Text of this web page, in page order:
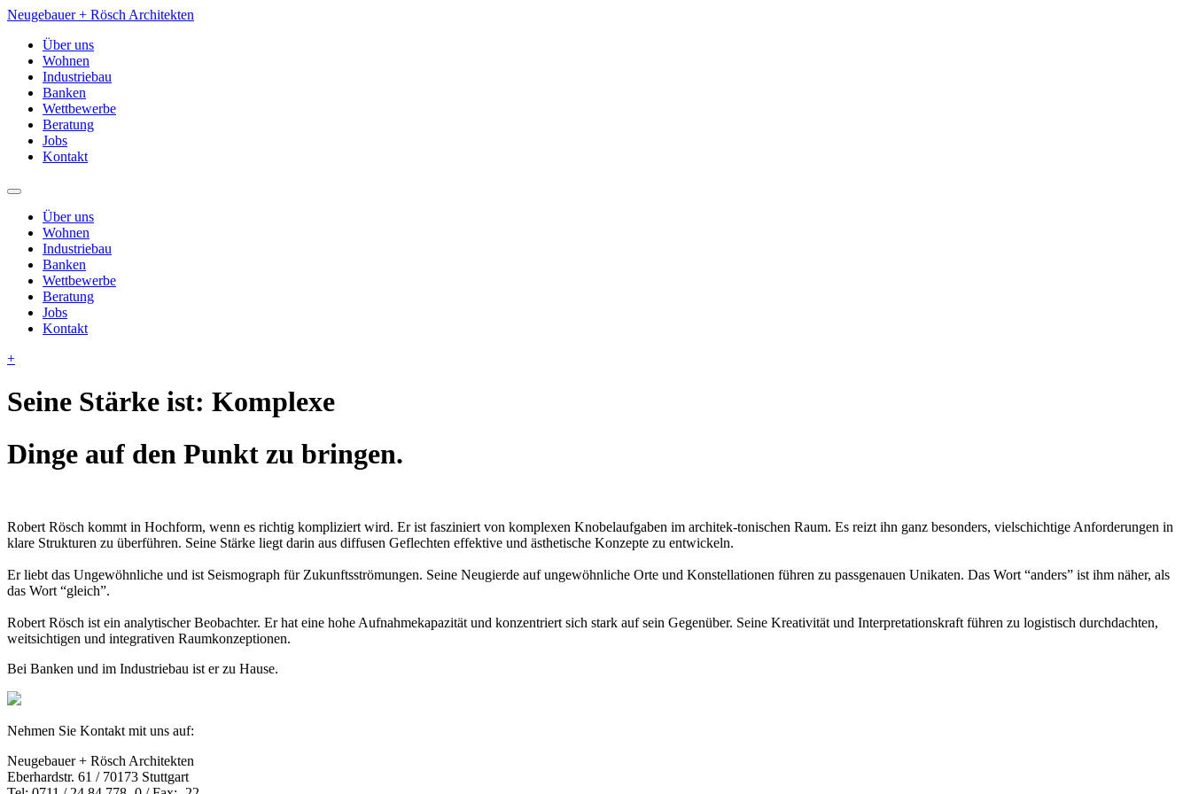
Neugebauer + Rösch Architekten
Über uns
Wohnen
Industriebau
Banken
Wettbewerbe
Beratung
Jobs
Kontakt
Über uns
Wohnen
Industriebau
Banken
Wettbewerbe
Beratung
Jobs
Kontakt
+
Seine Stärke ist: Komplexe
Dinge auf den Punkt zu bringen.
Robert Rösch kommt in Hochform, wenn es richtig kompliziert wird. Er ist fasziniert von komplexen Knobelaufgaben im architek-tonischen Raum. Es reizt ihn ganz besonders, vielschichtige Anforderungen in
klare Strukturen zu überführen. Seine Stärke liegt darin aus diffusen Geflechten effektive und ästhetische Konzepte zu entwickeln.
Er liebt das Ungewöhnliche und ist Seismograph für Zukunftsströmungen. Seine Neugierde auf ungewöhnliche Orte und Konstellationen führen zu passgenauen Unikaten. Das Wort “anders” ist ihm näher, als
das Wort “gleich”.
Robert Rösch ist ein analytischer Beobachter. Er hat eine hohe Aufnahmekapazität und konzentriert sich stark auf sein Gegenüber. Seine Kreativität und Interpretationskraft führen zu logistisch durchdachten,
weitsichtigen und integrativen Raumkonzeptionen.
Bei Banken und im Industriebau ist er zu Hause.
Nehmen Sie Kontakt mit uns auf:
Neugebauer + Rösch Architekten
Eberhardstr. 61 / 70173 Stuttgart